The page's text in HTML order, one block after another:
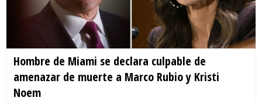
Hombre de Miami se declara culpable de
amenazar de muerte a Marco Rubio y Kristi
Noem